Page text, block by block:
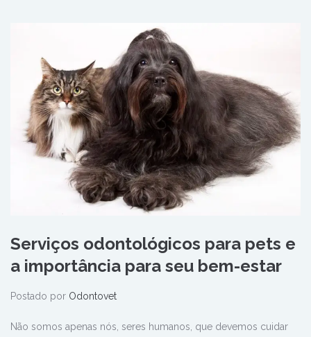
Serviços odontológicos para pets e
a importância para seu bem-estar
Postado por Odontovet
Não somos apenas nós, seres humanos, que devemos cuidar